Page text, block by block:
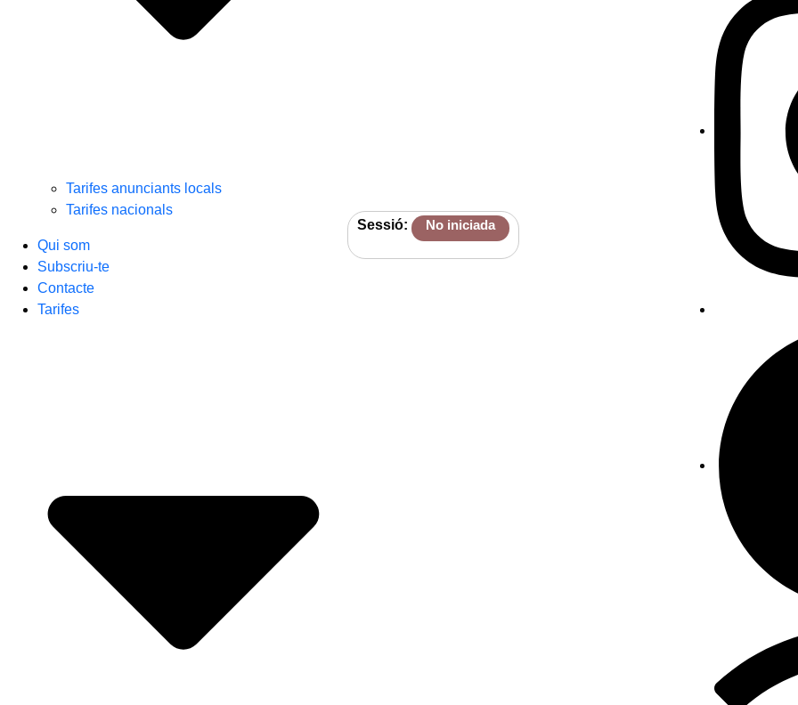
Tarifes anunciants locals
Tarifes nacionals
Qui som
Subscriu-te
Contacte
Tarifes
Sessió: No iniciada